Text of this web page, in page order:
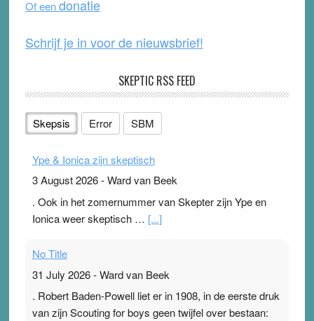
k
Of eendonatie
Schrijf je in voor de nieuwsbrief!
SKEPTIC RSS FEED
Skepsis Error SBM
Ype & Ionica zijn skeptisch
3 August 2026-Ward van Beek
. Ook in het zomernummer van Skepter zijn Ype en
Ionica weer skeptisch … [...]
No Title
31 July 2026-Ward van Beek
. Robert Baden-Powell liet er in 1908, in de eerste druk
van zijn Scouting for boys geen twijfel over bestaan: